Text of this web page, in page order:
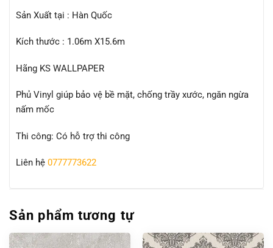
Sản Xuất tại : Hàn Quốc
Kích thước : 1.06m X15.6m
Hãng KS WALLPAPER
Phủ Vinyl giúp bảo vệ bề mặt, chống trầy xước, ngăn ngừa
nấm mốc
Thi công: Có hỗ trợ thi công
Liên hệ 0777773622
Sản phẩm tương tự